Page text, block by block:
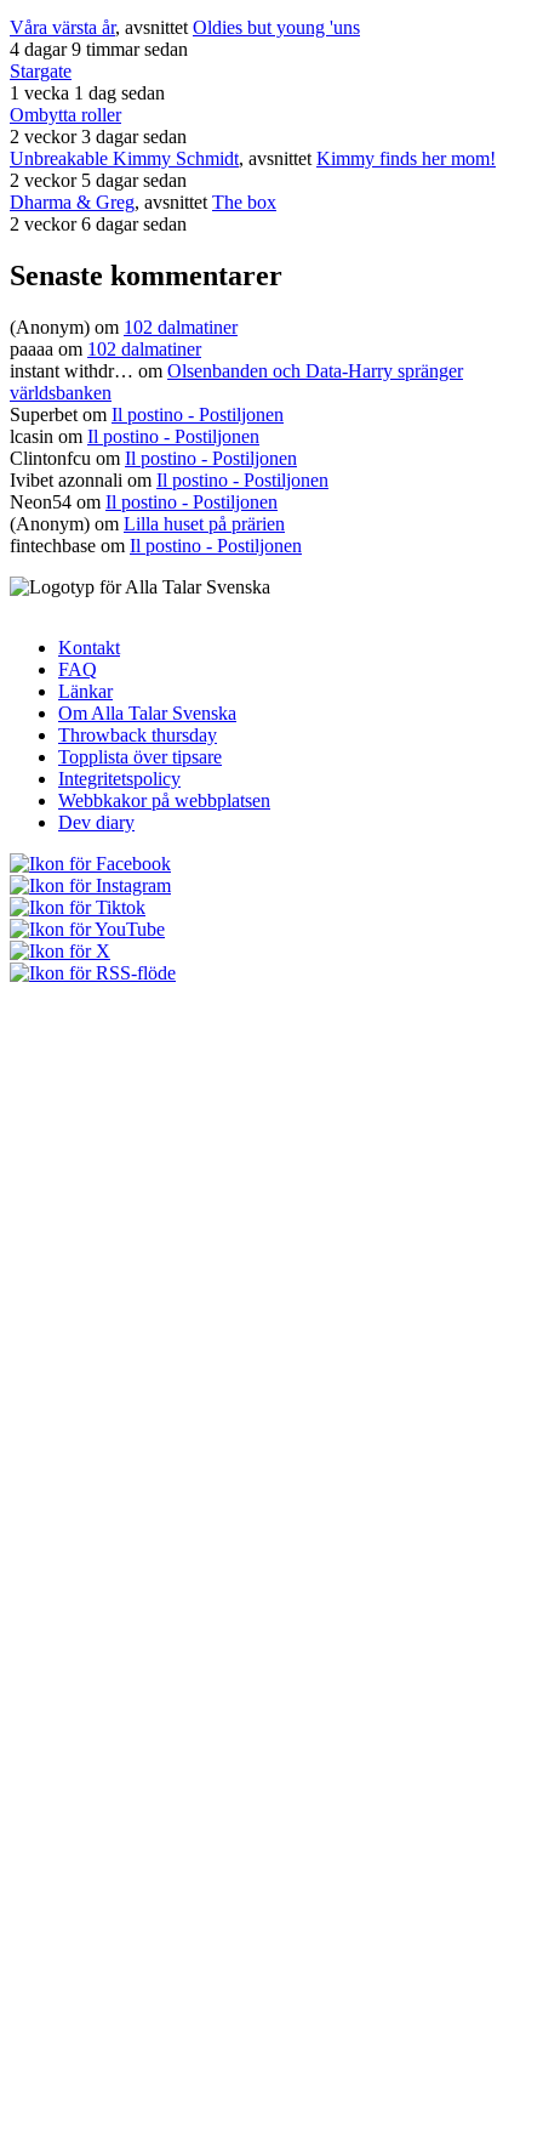
Våra värsta år, avsnittet Oldies but young 'uns
4 dagar 9 timmar sedan
Stargate
1 vecka 1 dag sedan
Ombytta roller
2 veckor 3 dagar sedan
Unbreakable Kimmy Schmidt, avsnittet Kimmy finds her mom!
2 veckor 5 dagar sedan
Dharma & Greg, avsnittet The box
2 veckor 6 dagar sedan
Senaste kommentarer
(Anonym) om 102 dalmatiner
paaaa om 102 dalmatiner
instant withdr… om Olsenbanden och Data-Harry spränger
världsbanken
Superbet om Il postino - Postiljonen
lcasin om Il postino - Postiljonen
Clintonfcu om Il postino - Postiljonen
Ivibet azonnali om Il postino - Postiljonen
Neon54 om Il postino - Postiljonen
(Anonym) om Lilla huset på prärien
fintechbase om Il postino - Postiljonen
Sidfotsmeny
Kontakt
FAQ
Länkar
Om Alla Talar Svenska
Throwback thursday
Topplista över tipsare
Integritetspolicy
Webbkakor på webbplatsen
Dev diary